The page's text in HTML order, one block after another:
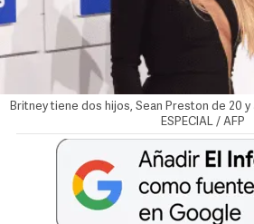
Britney tiene dos hijos, Sean Preston de 20 y
ESPECIAL / AFP